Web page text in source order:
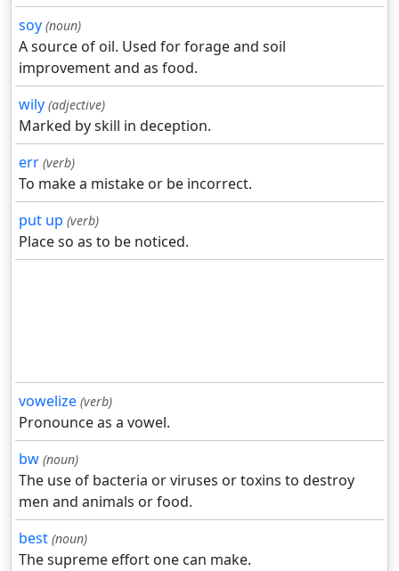
soy (noun)
A source of oil. Used for forage and soil
improvement and as food.
wily (adjective)
Marked by skill in deception.
err (verb)
To make a mistake or be incorrect.
put up (verb)
Place so as to be noticed.
vowelize (verb)
Pronounce as a vowel.
bw (noun)
The use of bacteria or viruses or toxins to destroy
men and animals or food.
best (noun)
The supreme effort one can make.